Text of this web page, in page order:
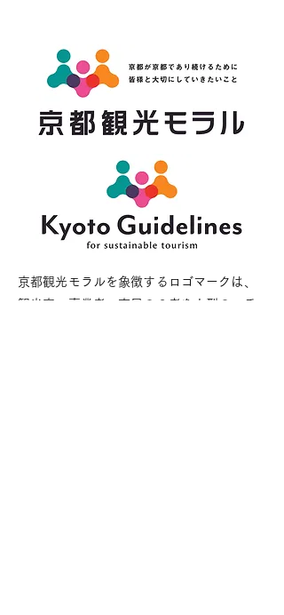
京都観光モラルを象徴するロゴマークは、
観光客・事業者・市民の３者を人型のモチ